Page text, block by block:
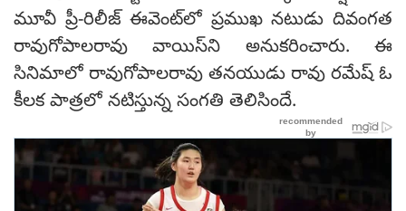
మూవీ ప్రీ-రిలీజ్ ఈవెంట్‌లో ప్రముఖ నటుడు దివంగత
రావుగోపాలరావు వాయిస్‌ని అనుకరించారు. ఈ
సినిమాలో రావుగోపాలరావు తనయుడు రావు రమేష్ ఓ
కీలక పాత్రలో నటిస్తున్న సంగతి తెలిసిందే.